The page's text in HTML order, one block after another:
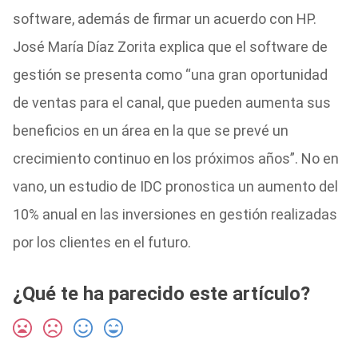
software, además de firmar un acuerdo con HP.
José María Díaz Zorita explica que el software de
gestión se presenta como “una gran oportunidad
de ventas para el canal, que pueden aumenta sus
beneficios en un área en la que se prevé un
crecimiento continuo en los próximos años”. No en
vano, un estudio de IDC pronostica un aumento del
10% anual en las inversiones en gestión realizadas
por los clientes en el futuro.
¿Qué te ha parecido este artículo?